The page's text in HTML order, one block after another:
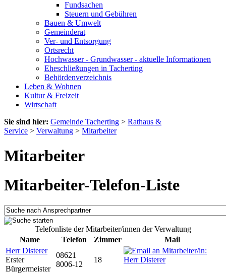
Fundsachen
Steuern und Gebühren
Bauen & Umwelt
Gemeinderat
Ver- und Entsorgung
Ortsrecht
Hochwasser - Grundwasser - aktuelle Informationen
Eheschließungen in Tacherting
Behördenverzeichnis
Leben & Wohnen
Kultur & Freizeit
Wirtschaft
Sie sind hier: Gemeinde Tacherting > Rathaus &
Service > Verwaltung > Mitarbeiter
Mitarbeiter
Mitarbeiter-Telefon-Liste
Telefonliste der Mitarbeiter/innen der Verwaltung
Name
Telefon Zimmer
Mail
Herr Disterer
Erster
Bürgermeister
08621
8006-12
18